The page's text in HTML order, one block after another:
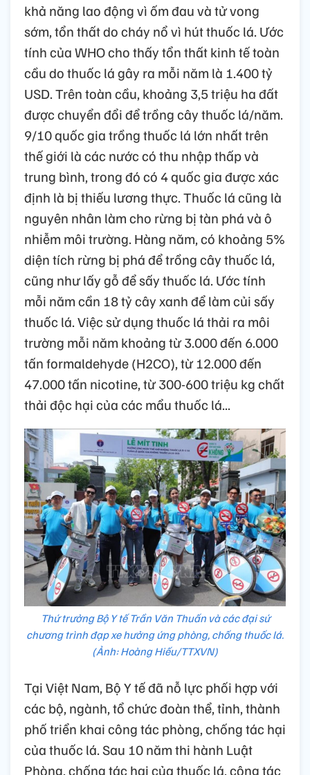
khả năng lao động vì ốm đau và tử vong
sớm, tổn thất do cháy nổ vì hút thuốc lá. Ước
tính của WHO cho thấy tổn thất kinh tế toàn
cầu do thuốc lá gây ra mỗi năm là 1.400 tỷ
USD. Trên toàn cầu, khoảng 3,5 triệu ha đất
được chuyển đổi để trồng cây thuốc lá/năm.
9/10 quốc gia trồng thuốc lá lớn nhất trên
thế giới là các nước có thu nhập thấp và
trung bình, trong đó có 4 quốc gia được xác
định là bị thiếu lương thực. Thuốc lá cũng là
nguyên nhân làm cho rừng bị tàn phá và ô
nhiễm môi trường. Hàng năm, có khoảng 5%
diện tích rừng bị phá để trồng cây thuốc lá,
cũng như lấy gỗ để sấy thuốc lá. Ước tính
mỗi năm cần 18 tỷ cây xanh để làm củi sấy
thuốc lá. Việc sử dụng thuốc lá thải ra môi
trường mỗi năm khoảng từ 3.000 đến 6.000
tấn formaldehyde (H2CO), từ 12.000 đến
47.000 tấn nicotine, từ 300-600 triệu kg chất
thải độc hại của các mẩu thuốc lá...
Thứ trưởng Bộ Y tế Trần Văn Thuấn và các đại sứ
chương trình đạp xe hưởng ứng phòng, chống thuốc lá.
(Ảnh: Hoàng Hiếu/TTXVN)
Tại Việt Nam, Bộ Y tế đã nỗ lực phối hợp với
các bộ, ngành, tổ chức đoàn thể, tỉnh, thành
phố triển khai công tác phòng, chống tác hại
của thuốc lá. Sau 10 năm thi hành Luật
Phòng, chống tác hại của thuốc lá, công tác